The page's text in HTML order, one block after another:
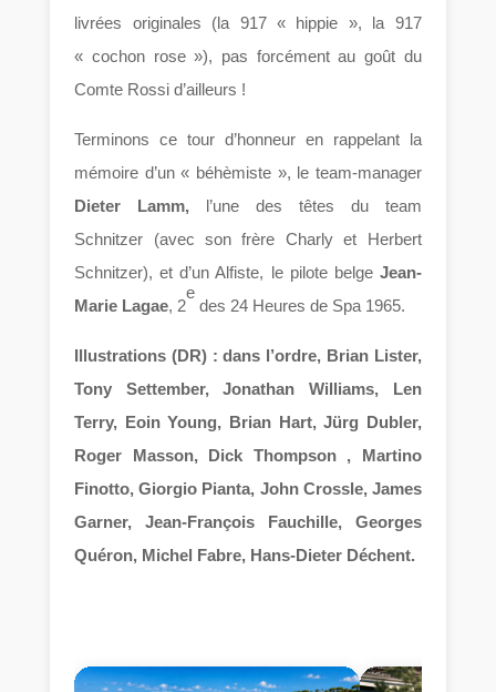
livrées originales (la 917 « hippie », la 917
« cochon rose »), pas forcément au goût du
Comte Rossi d’ailleurs !
Terminons ce tour d’honneur en rappelant la
mémoire d’un « béhèmiste », le team-manager
Dieter Lamm, l’une des têtes du team
Schnitzer (avec son frère Charly et Herbert
Schnitzer), et d’un Alfiste, le pilote belge Jean-
Marie Lagae, 2
e
des 24 Heures de Spa 1965.
Illustrations (DR) : dans l’ordre, Brian Lister,
Tony Settember, Jonathan Williams, Len
Terry, Eoin Young, Brian Hart, Jürg Dubler,
Roger Masson, Dick Thompson , Martino
Finotto, Giorgio Pianta, John Crossle, James
Garner, Jean-François Fauchille, Georges
Quéron, Michel Fabre, Hans-Dieter Déchent.